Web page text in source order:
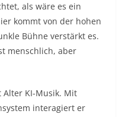
als wäre es ein
kommt von der hohen
Bühne verstärkt es.
menschlich, aber
KI-Musik. Mit
interagiert er